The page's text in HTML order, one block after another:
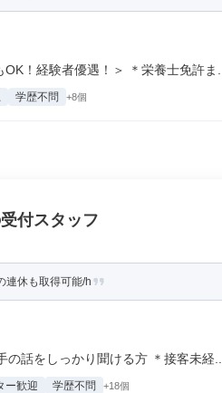
！経験者優遇！＞ ＊栄養士免許ま...
学歴不問 +8個
付スタッフ
連休も取得可能/h
話をしっかり聞ける方 ＊接客未経...
ー歓迎 学歴不問 +18個